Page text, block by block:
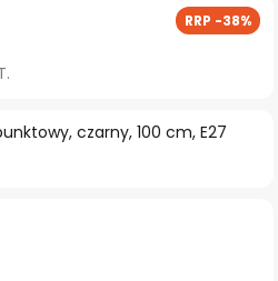
czarny, 100 cm, E27
RRP -38%